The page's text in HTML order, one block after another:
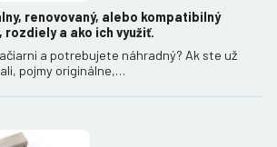
renovovaný, alebo kompatibilný
a ako ich využiť.
a potrebujete náhradný? Ak ste už
pojmy originálne,…